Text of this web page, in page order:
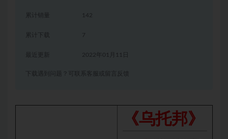
累计销量 142
累计下载 7
2022年01月11日
下载遇到问题？可联系客服或留言反馈
《乌托邦》